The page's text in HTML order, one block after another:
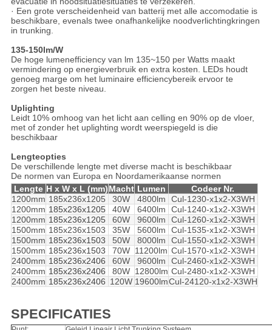
· Een grote verscheidenheid van batterij met alle accomodatie is
beschikbare, evenals twee onafhankelijke noodverlichtingkringen
in trunking.
135-150lm/W
De hoge lumenefficiency van lm 135~150 per Watts maakt
vermindering op energieverbruik en extra kosten. LEDs houdt
genoeg marge om het luminaire efficiencybereik ervoor te
zorgen het beste niveau.
Uplighting
Leidt 10% omhoog van het licht aan celling en 90% op de vloer,
met of zonder het uplighting wordt weerspiegeld is die
beschikbaar
Lengteopties
De verschillende lengte met diverse macht is beschikbaar
De normen van Europa en Noordamerikaanse normen
Lengte H x W x L (mm)Macht Lumen
Codeer Nr.
1200mm 185x236x1205 30W 4800lm
Cul-1230-x1x2-X3WH
1200mm 185x236x1205 40W 6400lm
Cul-1240-x1x2-X3WH
1200mm 185x236x1205 60W 9600lm
Cul-1260-x1x2-X3WH
1500mm 185x236x1503 35W 5600lm
Cul-1535-x1x2-X3WH
1500mm 185x236x1503 50W 8000lm
Cul-1550-x1x2-X3WH
1500mm 185x236x1503 70W 11200lm Cul-1570-x1x2-X3WH
2400mm 185x236x2406 60W 9600lm
Cul-2460-x1x2-X3WH
2400mm 185x236x2406 80W 12800lm Cul-2480-x1x2-X3WH
2400mm 185x236x2406 120W 19600lmCul-24120-x1x2-X3WH
SPECIFICATIES